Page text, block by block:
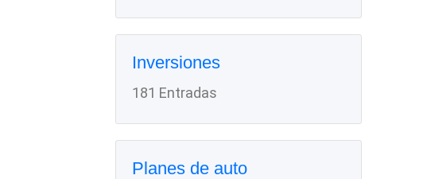
Inversiones
181 Entradas
Planes de auto